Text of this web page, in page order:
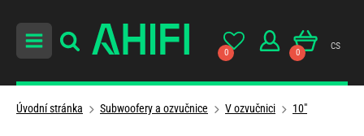
0 0
cs
Úvodní stránka Subwoofery a ozvučnice V ozvučnici 10"